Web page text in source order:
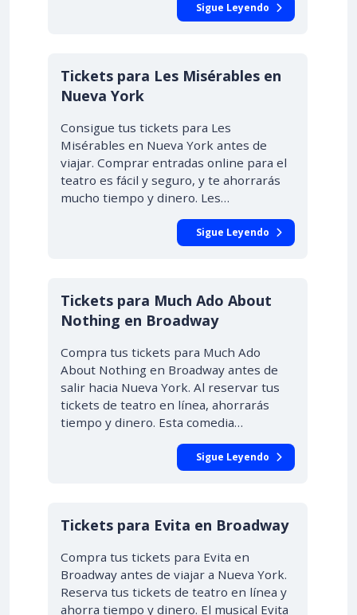
Sigue Leyendo
Tickets para Les Misérables en
Nueva York
Consigue tus tickets para Les
Misérables en Nueva York antes de
viajar. Comprar entradas online para el
teatro es fácil y seguro, y te ahorrarás
mucho tiempo y dinero. Les…
Sigue Leyendo
Tickets para Much Ado About
Nothing en Broadway
Compra tus tickets para Much Ado
About Nothing en Broadway antes de
salir hacia Nueva York. Al reservar tus
tickets de teatro en línea, ahorrarás
tiempo y dinero. Esta comedia…
Sigue Leyendo
Tickets para Evita en Broadway
Compra tus tickets para Evita en
Broadway antes de viajar a Nueva York.
Reserva tus tickets de teatro en línea y
ahorra tiempo y dinero. El musical Evita